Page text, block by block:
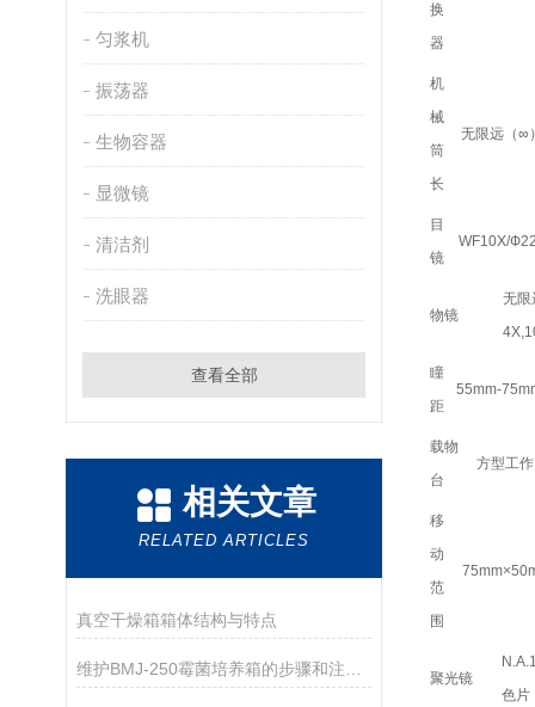
匀浆机
振荡器
生物容器
显微镜
清洁剂
洗眼器
查看全部
相关文章
RELATED ARTICLES
真空干燥箱箱体结构与特点
换
器
机
械
筒
长
无限远（∞
目
镜
WF10X/
物镜
无限
瞳
距
55mm-
载物
台
方型工
移
动
范
围
聚光镜
色片